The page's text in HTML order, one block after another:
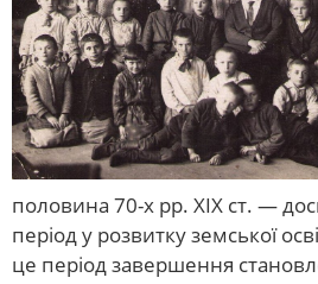
половина 70-х рр. ХІХ ст. —
період у розвитку земської
це період завершення